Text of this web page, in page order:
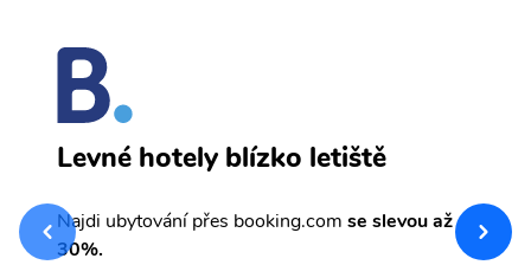
Levné hotely blízko letiště
Najdi ubytování přes booking.com se slevou až
30%.